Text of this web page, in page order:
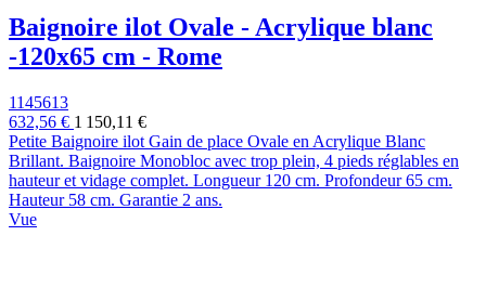
Baignoire ilot Ovale - Acrylique blanc
-120x65 cm - Rome
1145613
632,56 € 1 150,11 €
Petite Baignoire ilot Gain de place Ovale en Acrylique Blanc
Brillant. Baignoire Monobloc avec trop plein, 4 pieds réglables en
hauteur et vidage complet. Longueur 120 cm. Profondeur 65 cm.
Hauteur 58 cm. Garantie 2 ans.
Vue